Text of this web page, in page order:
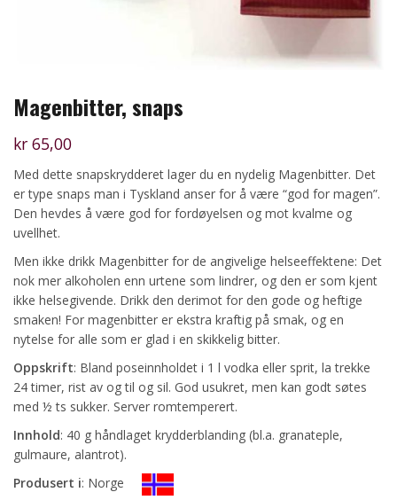
Magenbitter, snaps
kr 65,00
Med dette snapskrydderet lager du en nydelig Magenbitter. Det
er type snaps man i Tyskland anser for å være “god for magen”.
Den hevdes å være god for fordøyelsen og mot kvalme og
uvellhet.
Men ikke drikk Magenbitter for de angivelige helseeffektene: Det
nok mer alkoholen enn urtene som lindrer, og den er som kjent
ikke helsegivende. Drikk den derimot for den gode og heftige
smaken! For magenbitter er ekstra kraftig på smak, og en
nytelse for alle som er glad i en skikkelig bitter.
Oppskrift: Bland poseinnholdet i 1 l vodka eller sprit, la trekke
24 timer, rist av og til og sil. God usukret, men kan godt søtes
med ½ ts sukker. Server romtemperert.
Innhold: 40 g håndlaget krydderblanding (bl.a. granateple,
gulmaure, alantrot).
Produsert i: Norge